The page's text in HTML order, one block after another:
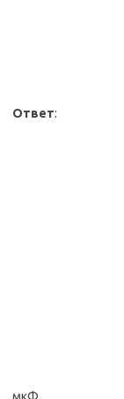
Ответ: